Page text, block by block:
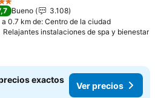
Bueno
3.108
a 0.7 km de: Centro de la ciudad
Relajantes instalaciones de spa y bienestar
exactos
Ver precios